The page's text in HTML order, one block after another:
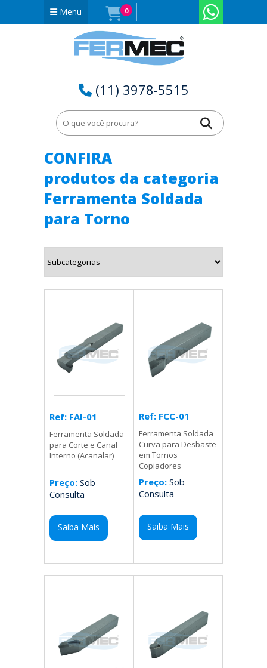
Menu 0
(11) 3978-5515
Home Ferramenta Soldada para Torno em Sergipe - SE
CONFIRA
produtos da categoria
Ferramenta Soldada
para Torno
Ref: FAI-01
Ferramenta Soldada
para Corte e Canal
Interno (Acanalar)
Preço: Sob
Consulta
Saiba Mais
Ref: FCC-01
Ferramenta Soldada
Curva para Desbaste
em Tornos
Copiadores
Preço:Sob
Consulta
Saiba Mais